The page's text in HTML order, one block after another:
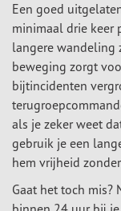
Een goed
minimaal drie keer
langere wandeling
beweging zorgt
bijtincidenten
als je zeker weet
gebruik je een
hem vrijheid
Gaat het toch